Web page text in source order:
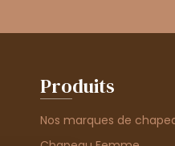
Produits
Nos marques de